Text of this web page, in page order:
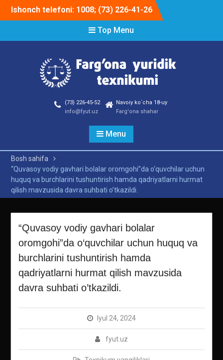
Ishonch telefoni: 1008; (73) 226-41-26
Top Menu
(73) 226-45-52
info@fyut.uz
Navoiy ko`cha 18-uy
Farg'ona shahar
Menu
Bosh sahifa
“Quvasoy vodiy gavhari bolalar oromgohi”da o‘quvchilаr uchun
huquq vа burchlаrini tushuntirish hamda qаdriyatlаrni hurmаt
qilish mаvzusida davra suhbati o’tkazildi.
“Quvasoy vodiy gavhari bolalar
oromgohi”da o‘quvchilаr uchun huquq vа
burchlаrini tushuntirish hamda
qаdriyatlаrni hurmаt qilish mаvzusida
davra suhbati o’tkazildi.
Iyul 24, 2024
fyut.uz